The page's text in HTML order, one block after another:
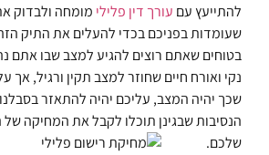
להתייעץ עם עורך דין פלילי מומחה ולבדוק
שעומדות בפניכם בכדי להעלים את התיק
בטוחים שאתם רוצים להגיע למצב שבו אתם
נקי ואורח חיים שחוזר למצב תקין ורגיל, אך
שכך יהיה המצב, עליכם יהיה להתאזר
הנסיבות שבגינן תוכלו לקבל את המחיקה של
שלכם.